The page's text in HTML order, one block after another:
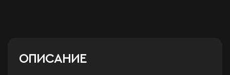
ОПИСАНИЕ